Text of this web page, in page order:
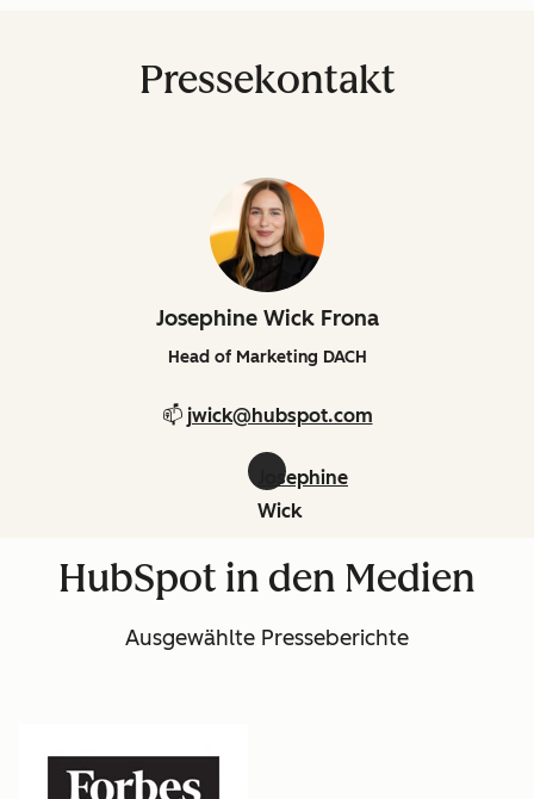
Pressekontakt
Josephine Wick Frona
Head of Marketing DACH
📫 jwick@hubspot.com
Josephine
Wick
linkedin
HubSpot in den Medien
Ausgewählte Presseberichte